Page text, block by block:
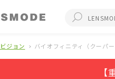
ジョン バイオフィニティ（クーパ